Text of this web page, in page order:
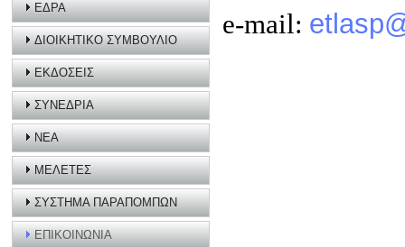
ΕΔΡΑ
ΔΙΟΙΚΗΤΙΚΟ ΣΥΜΒΟΥΛΙΟ
ΕΚΔΟΣΕΙΣ
ΣΥΝΕΔΡΙΑ
ΝΕΑ
ΜΕΛΕΤΕΣ
ΣΥΣΤΗΜΑ ΠΑΡΑΠΟΜΠΩΝ
ΕΠΙΚΟΙΝΩΝΙΑ
e-mail: